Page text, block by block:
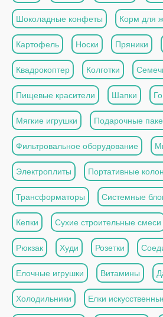
Шоколадные конфеты Корм для
Картофель Носки Пряники
Квадрокоптер Колготки
Пищевые красители Шапки
Мягкие игрушки Подарочные
Фильтровальное оборудование
Электроплиты Портативные
Трансформаторы Системные
Кепки Сухие строительные смеси
Рюкзак Худи Розетки
Елочные игрушки Витамины
Холодильники Елки